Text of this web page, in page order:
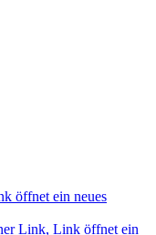
öffnet ein neues
Link, Link öffnet ein